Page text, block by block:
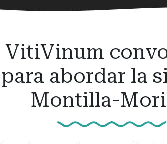
VitiVinum
abordar la
Montilla-